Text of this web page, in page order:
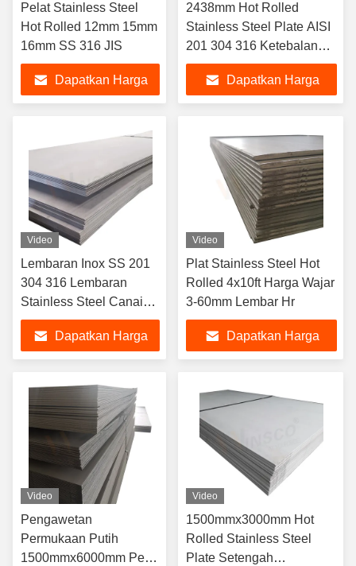
Pelat Stainless Steel
Hot Rolled 12mm 15mm
16mm SS 316 JIS
Dapatkan Harga
2438mm Hot Rolled
Stainless Steel Plate AISI
201 304 316 Ketebalan
Kustom
Dapatkan Harga
Video
Lembaran Inox SS 201
304 316 Lembaran
Stainless Steel Canai
Panas Menerima
Kustomisasi
Dapatkan Harga
Video
Plat Stainless Steel Hot
Rolled 4x10ft Harga Wajar
3-60mm Lembar Hr
Dapatkan Harga
Video
Pengawetan
Permukaan Putih
1500mmx6000mm Pelat
Video
1500mmx3000mm Hot
Rolled Stainless Steel
Plate Setengah